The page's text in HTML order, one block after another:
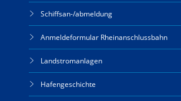
Schiffsan-/abmeldung
Anmeldeformular Rheinanschlussbahn
Landstromanlagen
Hafengeschichte